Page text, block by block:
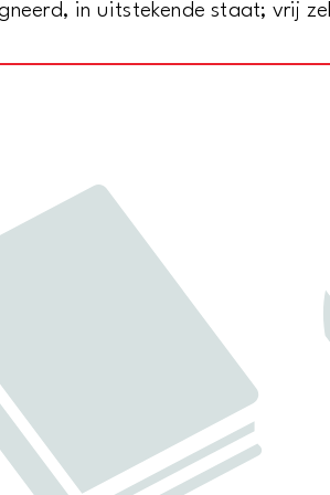
in uitstekende staat; vrij